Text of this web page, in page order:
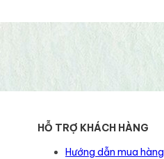
HỖ TRỢ KHÁCH HÀNG
Hướng dẫn mua hàng